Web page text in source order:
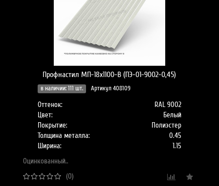
Профнастил МП-18x1100-B (ПЭ-01-9002-0,45)
в наличии: 111 шт. Артикул 408109
Оттенок:
RAL 9002
Цвет:
Белый
Покрытие:
Полиэстер
Толщина металла:
0.45
Ширина:
1.15
Оцинкованный..
(0)